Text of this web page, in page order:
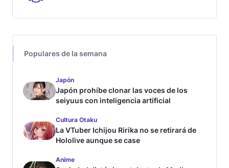
Populares de la semana
Japón
Japón prohíbe clonar las voces de los
seiyuus con inteligencia artificial
Cultura Otaku
La VTuber Ichijou Ririka no se retirará de
Hololive aunque se case
Anime